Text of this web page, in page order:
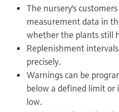
您可通过产品型号、订单代码或序
The nursery's
measurement data in
whether the plants still
Replenishment
precisely.
Warnings can be
below a defined limit or
low.